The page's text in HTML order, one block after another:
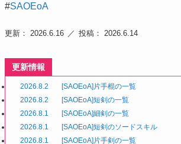
#SAOEoA
更新： 2026.6.16 投稿： 2026.6.14
更新情報
2026.8.2
[SAOEoA]片手棍の一覧
2026.8.2
[SAOEoA]短剣の一覧
2026.8.1
[SAOEoA]細剣の一覧
2026.8.1
[SAOEoA]短剣のソードスキル
2026.8.1
[SAOEoA]片手剣の一覧